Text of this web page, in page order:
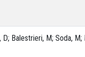
Balestrieri, M; Soda,